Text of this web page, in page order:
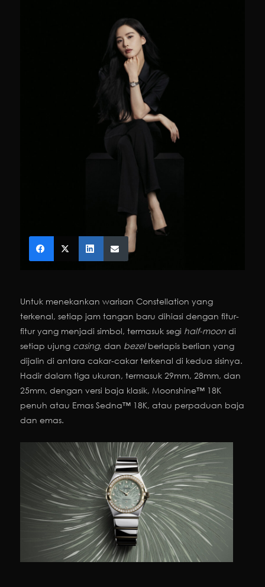
Untuk menekankan warisan Constellation yang
terkenal, setiap jam tangan baru dihiasi dengan fitur-
fitur yang menjadi simbol, termasuk segi half-moon di
setiap ujung casing, dan bezelberlapis berlian yang
dijalin di antara cakar-cakar terkenal di kedua sisinya.
Hadir dalam tiga ukuran, termasuk 29mm, 28mm, dan
25mm, dengan versi baja klasik, Moonshine™ 18K
penuh atau Emas Sedna™ 18K, atau perpaduan baja
dan emas.